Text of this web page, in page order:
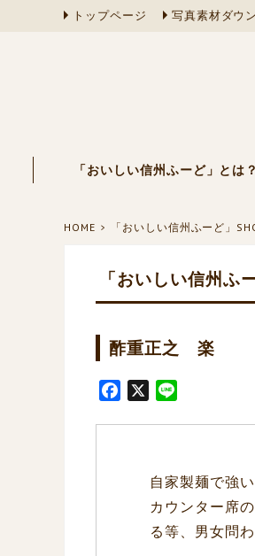
トップページ 写真素材ダウ
「おいしい信州ふーど」とは？
HOME 「おいしい信州ふーど」
「おいしい信州ふ
酢重正之 楽
自家製麺で強
カウンター席
る等、男女問